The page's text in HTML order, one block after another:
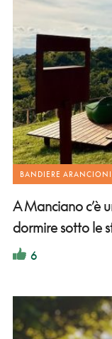
BANDIERE ARANCIONI
A Manciano c’è
dormire sotto le
6